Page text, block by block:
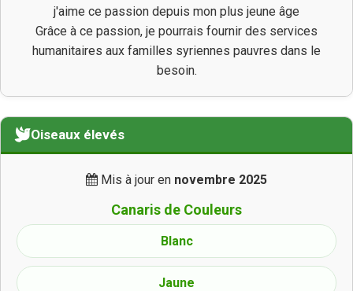
j'aime ce passion depuis mon plus jeune âge
Grâce à ce passion, je pourrais fournir des services
humanitaires aux familles syriennes pauvres dans le
besoin.
Oiseaux élevés
Mis à jour en novembre 2025
Canaris de Couleurs
Blanc
Jaune